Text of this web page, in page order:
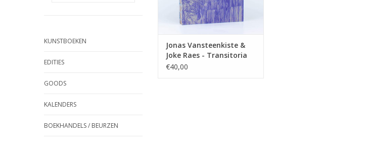
KUNSTBOEKEN
EDITIES
GOODS
KALENDERS
BOEKHANDELS / BEURZEN
Jonas Vansteenkiste &
Joke Raes - Transitoria
€40,00